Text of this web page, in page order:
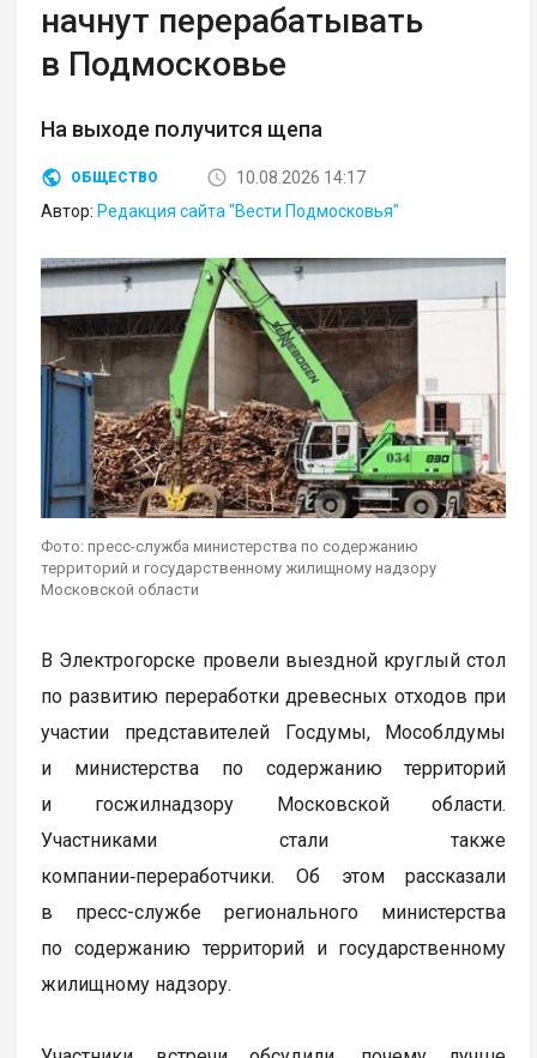
начнут перерабатывать
в Подмосковье
На выходе получится щепа
ОБЩЕСТВО
10.08.2026 14:17
Автор: Редакция сайта "Вести Подмосковья"
Фото: пресс-служба министерства по содержанию
территорий и государственному жилищному надзору
Московской области
В Электрогорске провели выездной круглый стол
по развитию переработки древесных отходов при
участии представителей Госдумы, Мособлдумы
и министерства по содержанию территорий
и госжилнадзору Московской области.
Участниками стали также
компании‑переработчики. Об этом рассказали
в пресс-службе регионального министерства
по содержанию территорий и государственному
жилищному надзору.